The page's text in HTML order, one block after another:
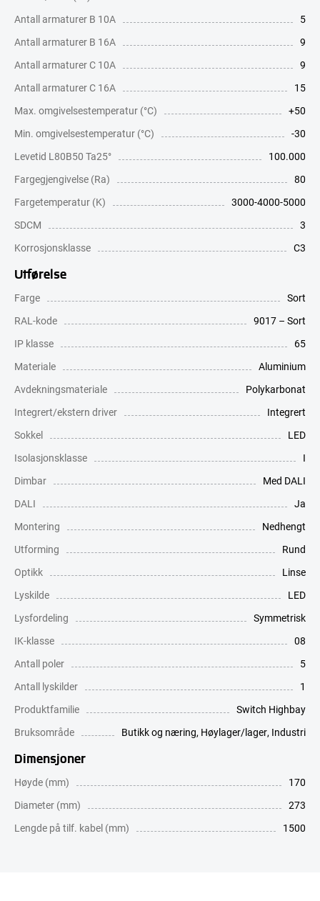
Antall armaturer B 10A
5
Antall armaturer B 16A
9
Antall armaturer C 10A
9
Antall armaturer C 16A
15
Max. omgivelsestemperatur (°C)
+50
Min. omgivelsestemperatur (°C)
-30
Levetid L80B50 Ta25°
100.000
Fargegjengivelse (Ra)
80
Fargetemperatur (K)
3000-4000-5000
SDCM
3
Korrosjonsklasse
C3
Utførelse
Farge
Sort
RAL-kode
9017 – Sort
IP klasse
65
Materiale
Aluminium
Avdekningsmateriale
Polykarbonat
Integrert/ekstern driver
Integrert
Sokkel
LED
Isolasjonsklasse
I
Dimbar
Med DALI
DALI
Ja
Montering
Nedhengt
Utforming
Rund
Optikk
Linse
Lyskilde
LED
Lysfordeling
Symmetrisk
IK-klasse
08
Antall poler
5
Antall lyskilder
1
Produktfamilie
Switch Highbay
Bruksområde
Butikk og næring, Høylager/lager, Industri
Dimensjoner
Høyde (mm)
170
Diameter (mm)
273
Lengde på tilf. kabel (mm)
1500